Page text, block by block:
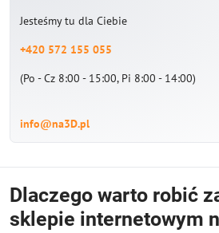
Jesteśmy tu dla Ciebie
+420 572 155 055
(Po - Cz 8:00 - 15:00, Pi 8:00 - 14:00)
info@na3D.pl
Dlaczego warto robić
sklepie internetowym